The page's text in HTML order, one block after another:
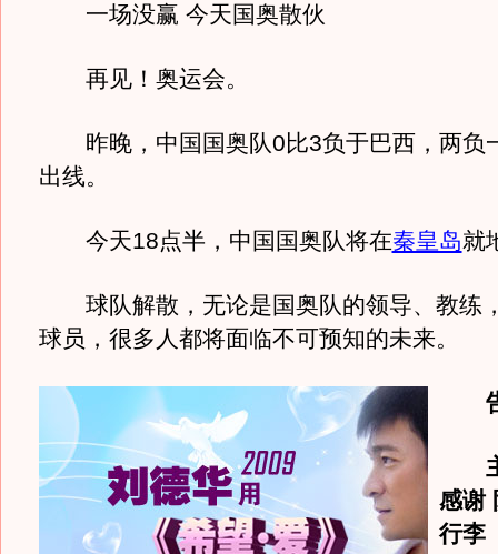
一场没赢 今天国奥散伙
再见！奥运会。
昨晚，中国国奥队0比3负于巴西，两负
出线。
今天18点半，中国国奥队将在秦皇岛就
球队解散，无论是国奥队的领导、教练
球员，很多人都将面临不可预知的未来。
主
感谢
行李